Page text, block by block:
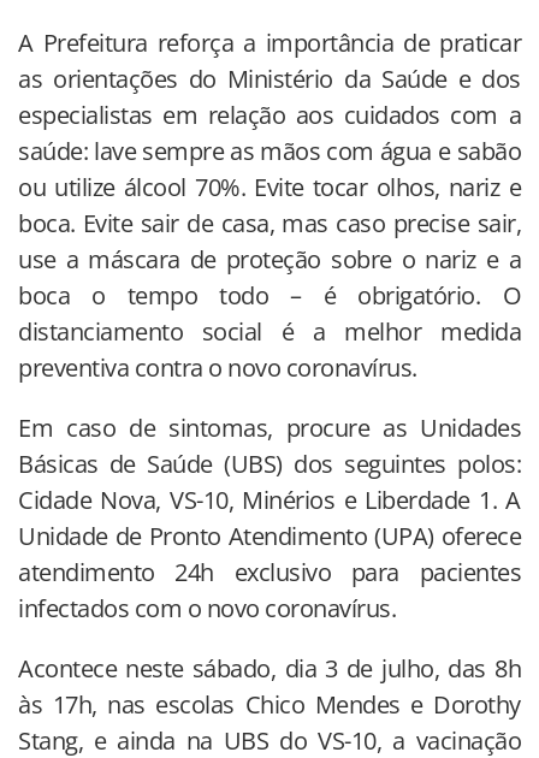
A Prefeitura reforça a importância de praticar
as orientações do Ministério da Saúde e dos
especialistas em relação aos cuidados com a
saúde: lave sempre as mãos com água e sabão
ou utilize álcool 70%. Evite tocar olhos, nariz e
boca. Evite sair de casa, mas caso precise sair,
use a máscara de proteção sobre o nariz e a
boca o tempo todo – é obrigatório. O
distanciamento social é a melhor medida
preventiva contra o novo coronavírus.
Em caso de sintomas, procure as Unidades
Básicas de Saúde (UBS) dos seguintes polos:
Cidade Nova, VS-10, Minérios e Liberdade 1. A
Unidade de Pronto Atendimento (UPA) oferece
atendimento 24h exclusivo para pacientes
infectados com o novo coronavírus.
Acontece neste sábado, dia 3 de julho, das 8h
às 17h, nas escolas Chico Mendes e Dorothy
Stang, e ainda na UBS do VS-10, a vacinação